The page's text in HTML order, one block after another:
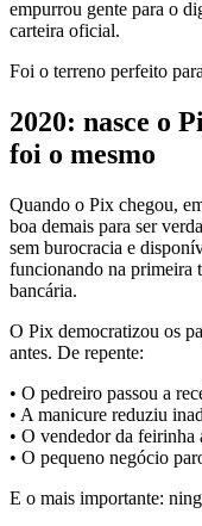
empurrou gente para o
carteira oficial.
Foi o terreno perfeito
2020: nasce o
foi o mesmo
Quando o Pix chegou,
boa demais para ser
sem burocracia e
funcionando na primeira
bancária.
O Pix democratizou os
antes. De repente:
• O pedreiro passou a
• A manicure reduziu
• O vendedor da
• O pequeno negócio
E o mais importante: